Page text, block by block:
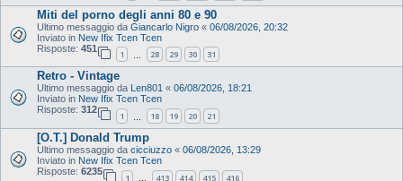
Miti del porno degli anni 80 e 90
Ultimo messaggio da Giancarlo Nigro « 06/08/2026, 20:32
Inviato in New Ifix Tcen Tcen
Risposte: 451
1 28 29 30 31
Retro - Vintage
Ultimo messaggio da Len801 « 06/08/2026, 18:21
Inviato in New Ifix Tcen Tcen
Risposte: 312
1 18 19 20 21
[O.T.] Donald Trump
Ultimo messaggio da cicciuzzo « 06/08/2026, 13:29
Inviato in New Ifix Tcen Tcen
Risposte: 6235
1 … 413 414 415 416